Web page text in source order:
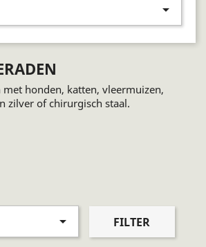
arrow_drop_down
honden, katten, vleermuizen,
zilver of chirurgisch staal.
 FILTER